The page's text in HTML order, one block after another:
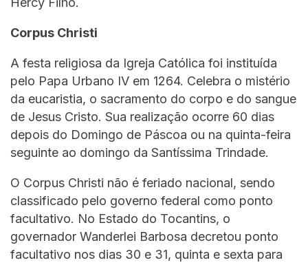
Corpus Christi
A festa religiosa da Igreja Católica foi instituída
pelo Papa Urbano IV em 1264. Celebra o mistério
da eucaristia, o sacramento do corpo e do sangue
de Jesus Cristo. Sua realização ocorre 60 dias
depois do Domingo de Páscoa ou na quinta-feira
seguinte ao domingo da Santíssima Trindade.
O Corpus Christi não é feriado nacional, sendo
classificado pelo governo federal como ponto
facultativo. No Estado do Tocantins, o
governador Wanderlei Barbosa decretou ponto
facultativo nos dias 30 e 31, quinta e sexta para